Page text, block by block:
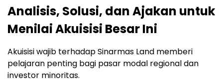
Analisis, Solusi, dan Ajakan untuk
Menilai Akuisisi Besar Ini
Akuisisi wajib terhadap Sinarmas Land memberi
pelajaran penting bagi pasar modal regional dan
investor minoritas.